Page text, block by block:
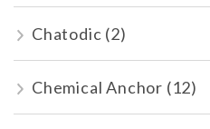
Chatodic (2)
Chemical Anchor (12)